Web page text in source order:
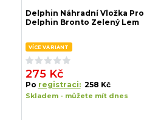
Delphin Náhradní Vložka Pro
Delphin Bronto Zelený Lem
VÍCE VARIANT
275 Kč
Po registraci: 258 Kč
Skladem - můžete mít dnes